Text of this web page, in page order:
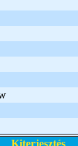
Kiterjesztés